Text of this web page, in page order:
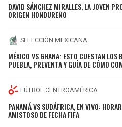
DAVID SÁNCHEZ MIRALLES, LA JOVEN
ORIGEN HONDUREÑO
SELECCIÓN MEXICANA
MÉXICO VS GHANA: ESTO CUESTAN LOS
PUEBLA, PREVENTA Y GUÍA DE CÓMO
FÚTBOL CENTROAMÉRICA
PANAMÁ VS SUDÁFRICA, EN VIVO:
AMISTOSO DE FECHA FIFA